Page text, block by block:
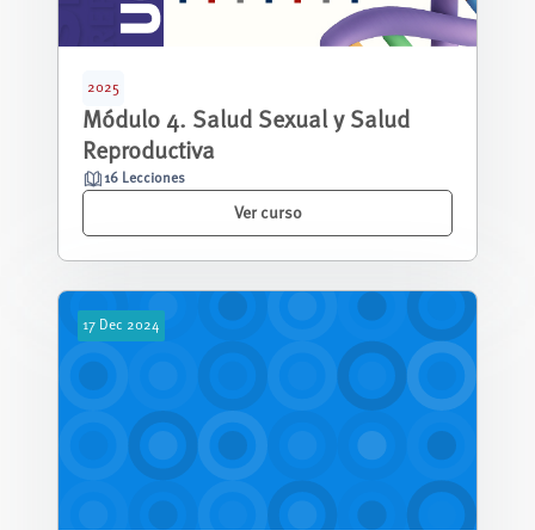
2025
Módulo 4. Salud Sexual y Salud
Reproductiva
16 Lecciones
Ver curso
17 Dec 2024